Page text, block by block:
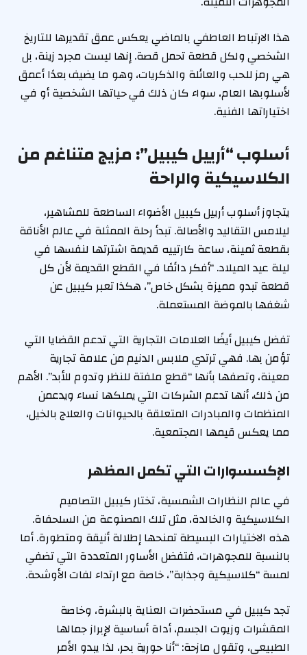
هذا الارتباط العاطفي بالماضي يعكس عمق تقديرها للتاريخ
الشخصي ولكل قطعة تحمل قصة. إنها ليست مجرد زينة، بل
هي رمز للحب والعائلة والذكريات، وهو ما يضيف بعدًا أعمق
لأسلوبها العام، سواء كان ذلك في حياتها الشخصية أو في
اختياراتها الفنية.
أسلوب “أرييل كيبيل”: مزيج متناغم من
الكلاسيكية والراحة
يتجاوز أسلوب أرييل كيبيل الأضواء الساطعة للمشاهير،
ليلامس التقاليد والأصالة. تبدأ رحلة الممثلة في عالم الأناقة
بقطعة ثمينة، ساعة كارتييه قديمة اشترتها لنفسها في
ليلة عيد الميلاد. “أفكر دائمًا في القطع القديمة لأن كل
قطعة تبدو مميزة بشكل خاص”، هكذا تعبر كيبيل عن
شغفها بالموضة المستعملة.
تفضل كيبيل أيضًا العلامات التجارية التي تدعم القضايا التي
تؤمن بها. فهي ترتدي ملابس الدنيم من علامة تجارية
معينة، وتصفها بأنها “قطع ملفتة للنظر وتدوم للأبد”. الأهم
من ذلك، أنها تدعم الشركات التي يملكها نساء ويدعمن
المنظمات والمبادرات المتعلقة بالحيوانات والعلاج بالخيل،
مما يعكس قيمها المجتمعية.
الإكسسوارات التي تكمل المظهر
في عالم النظارات الشمسية، تختار كيبيل التصاميم
الكلاسيكية والخالدة، مثل تلك المصنوعة من السلحفاة.
هذه الاختيارات البسيطة تمنحها إطلالة أنيقة ومتطورة. أما
بالنسبة للمجوهرات، فتفضل الأساور المتعددة التي تضفي
لمسة “كلاسيكية وجذابة”، خاصة مع ارتداء لفات الأوشحة.
تجد كيبيل في مستحضرات العناية بالبشرة، وخاصة
المقشرات وزيوت الجسم، أداة أساسية لإبراز جمالها
الطبيعي، وتقول مازحة: “أنا حورية بحر، لذا يبدو الأمر